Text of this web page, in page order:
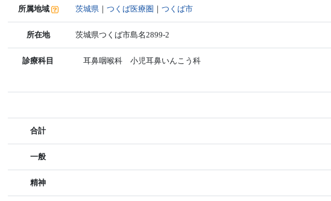
所属地域 茨城県 ｜つくば医療圏 ｜つくば市
所在地 茨城県つくば市島名2899-2
診療科目 耳鼻咽喉科 小児耳鼻いんこう科
合計
一般
精神